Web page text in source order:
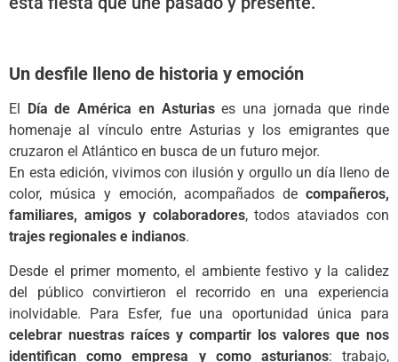
Un desfile lleno de historia y emoción
El Día de América en Asturiases una jornada que rinde
homenaje al vínculo entre Asturias y los emigrantes que
cruzaron el Atlántico en busca de un futuro mejor.
En esta edición, vivimos con ilusión y orgullo un día lleno de
color, música y emoción, acompañados de compañeros,
familiares, amigos y colaboradores, todos ataviados con
trajes regionales e indianos.
Desde el primer momento, el ambiente festivo y la calidez
del público convirtieron el recorrido en una experiencia
inolvidable. Para Esfer, fue una oportunidad única para
celebrar nuestras raíces y compartir los valores que nos
identifican como empresa y como asturianos: trabajo,